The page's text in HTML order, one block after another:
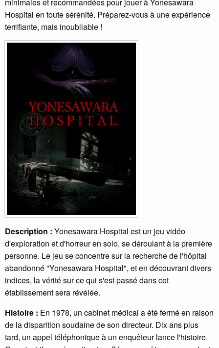
minimales et recommandées pour jouer à Yonesawara
Hospital en toute sérénité. Préparez-vous à une expérience
terrifiante, mais inoubliable !
Description : Yonesawara Hospital est un jeu vidéo
d'exploration et d'horreur en solo, se déroulant à la première
personne. Le jeu se concentre sur la recherche de l'hôpital
abandonné "Yonesawara Hospital", et en découvrant divers
indices, la vérité sur ce qui s'est passé dans cet
établissement sera révélée.
Histoire : En 1978, un cabinet médical a été fermé en raison
de la disparition soudaine de son directeur. Dix ans plus
tard, un appel téléphonique à un enquêteur lance l'histoire.